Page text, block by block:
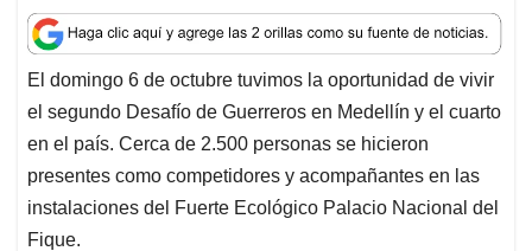
a
t
s
A
p
p
c
e
b
o
o
k
n
k
e
d
I
n
a
i
l
r
e
a
d
s
El domingo 6 de octubre tuvimos la oportunidad de vivir
el segundo Desafío de Guerreros en Medellín y el cuarto
en el país. Cerca de 2.500 personas se hicieron
presentes como competidores y acompañantes en las
instalaciones del Fuerte Ecológico Palacio Nacional del
Fique.